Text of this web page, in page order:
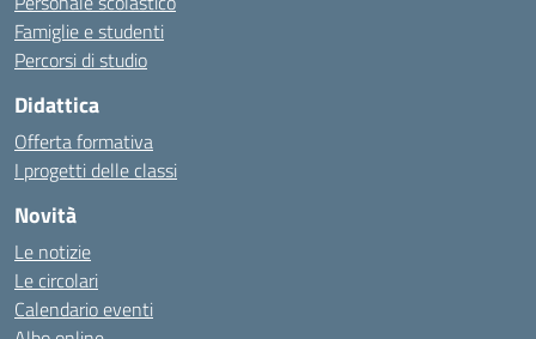
Famiglie e studenti
Percorsi di studio
Didattica
Offerta formativa
I progetti delle classi
Novità
Le notizie
Le circolari
Calendario eventi